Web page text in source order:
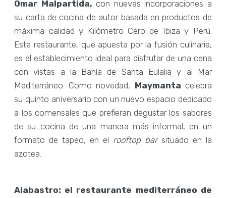
Omar Malpartida, con nuevas incorporaciones a
su carta de cocina de autor basada en productos de
máxima calidad y Kilómetro Cero de Ibiza y Perú.
Este restaurante, que apuesta por la fusión culinaria,
es el establecimiento ideal para disfrutar de una cena
con vistas a la Bahía de Santa Eulalia y al Mar
Mediterráneo. Como novedad, Maymanta celebra
su quinto aniversario con un nuevo espacio dedicado
a los comensales que prefieran degustar los sabores
de su cocina de una manera más informal, en un
formato de tapeo, en el rooftop barsituado en la
azotea.
Alabastro: el restaurante mediterráneo de